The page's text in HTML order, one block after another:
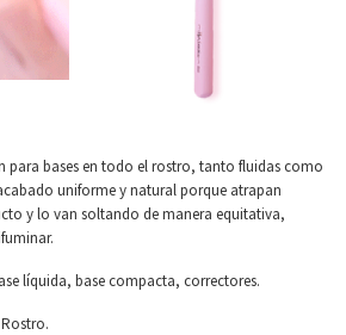
para bases en todo el rostro, tanto fluidas como
uniforme y natural porque atrapan
y lo van soltando de manera equitativa,
líquida, base compacta, correctores.
Rostro.